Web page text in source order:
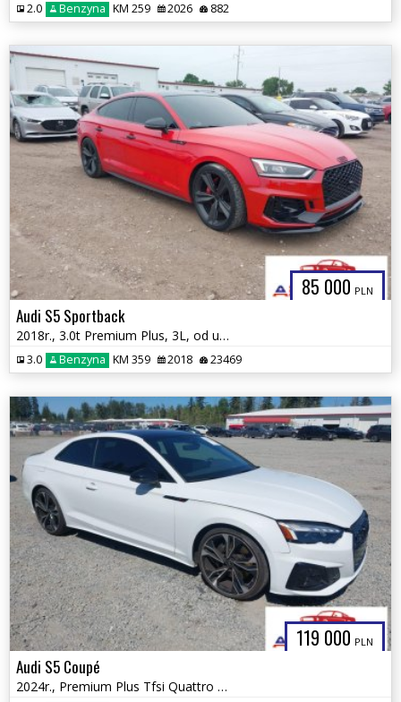
2.0 Benzyna KM 259 2026 882
85 000 PLN
Audi S5 Sportback
2018r., 3.0t Premium Plus, 3L, od ubezpieczalni
3.0 Benzyna KM 359 2018 23469
119 000 PLN
Audi S5 Coupé
2024r., Premium Plus Tfsi Quattro Tiptronic, 3L, od ubezpieczalni